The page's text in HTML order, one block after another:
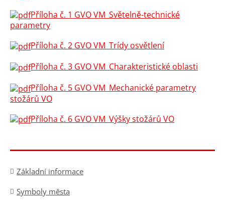
Příloha č. 1 GVO VM_Světelně-technické
parametry
Příloha č. 2 GVO VM_Trídy osvětlení
Příloha č. 3 GVO VM_Charakteristické oblasti
Příloha č. 5 GVO VM_Mechanické parametry
stožárů VO
Příloha č. 6 GVO VM_Výšky stožárů VO
Základní informace
Symboly města